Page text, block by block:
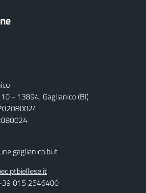
- 13894, Gaglianico (BI)
015 2546400